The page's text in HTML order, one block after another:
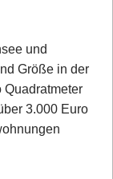
und
Größe in der
3.000 Euro